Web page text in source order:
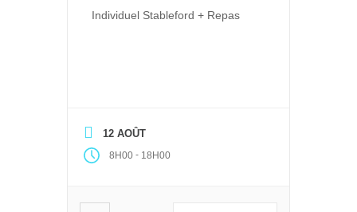
Individuel Stableford + Repas
12 AOÛT
8H00 - 18H00